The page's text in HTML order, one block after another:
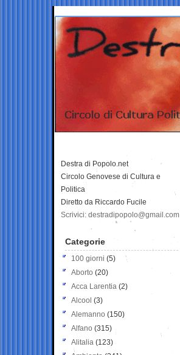
Destra di Popolo.net
Circolo Genovese di Cultura e
Politica
Diretto da Riccardo Fucile
Scrivici: destradipopolo@gmail.com
Categorie
100 giorni (5)
Aborto (20)
Acca Larentia (2)
Alcool (3)
Alemanno (150)
Alfano (315)
Alitalia (123)